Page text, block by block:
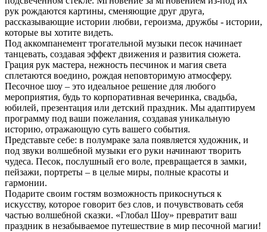
рук рождаются картины, сменяющие друг друга,
рассказывающие истории любви, героизма, дружбы - истории,
которые вы хотите видеть.
Под аккомпанемент трогательной музыки песок начинает
танцевать, создавая эффект движения и развития сюжета.
Грация рук мастера, нежность песчинок и магия света
сплетаются воедино, рождая неповторимую атмосферу.
Песочное шоу – это идеальное решение для любого
мероприятия, будь то корпоративная вечеринка, свадьба,
юбилей, презентация или детский праздник. Мы адаптируем
программу под ваши пожелания, создавая уникальную
историю, отражающую суть вашего события.
Представьте себе: в полумраке зала появляется художник, и
под звуки волшебной музыки его руки начинают творить
чудеса. Песок, послушный его воле, превращается в замки,
пейзажи, портреты – в целые миры, полные красоты и
гармонии.
Подарите своим гостям возможность прикоснуться к
искусству, которое говорит без слов, и почувствовать себя
частью волшебной сказки. «Глобал Шоу» превратит ваш
праздник в незабываемое путешествие в мир песочной магии!